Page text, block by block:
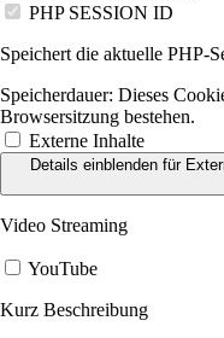
PHP SESSION ID
Speichert die aktuelle PHP-
Speicherdauer: Dieses
Browsersitzung bestehen.
Externe Inhalte
Details einblendenfür
Video Streaming
YouTube
Kurz Beschreibung